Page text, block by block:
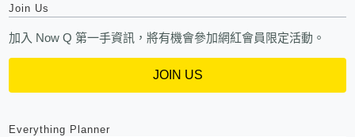
Join Us
加入 Now Q 第一手資訊，將有機會參加網紅會員限定活動。
JOIN US
Everything Planner